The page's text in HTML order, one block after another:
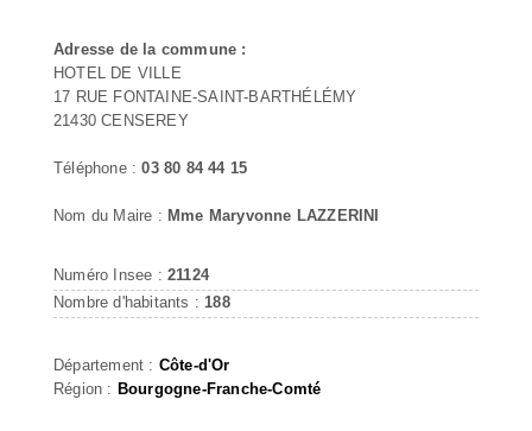
Adresse de la commune :
HOTEL DE VILLE
17 RUE FONTAINE-SAINT-BARTHÉLÉMY
21430 CENSEREY
Téléphone :03 80 84 44 15
Nom du Maire : Mme Maryvonne LAZZERINI
Numéro Insee : 21124
Nombre d'habitants : 188
Département : Côte-d'Or
Région : Bourgogne-Franche-Comté